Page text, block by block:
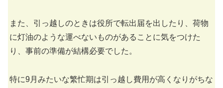
また、引っ越しのときは役所で転出届を出したり、荷物
に灯油のような運べないものがあることに気をつけた
り、事前の準備が結構必要でした。
特に9月みたいな繁忙期は引っ越し費用が高くなりがちな